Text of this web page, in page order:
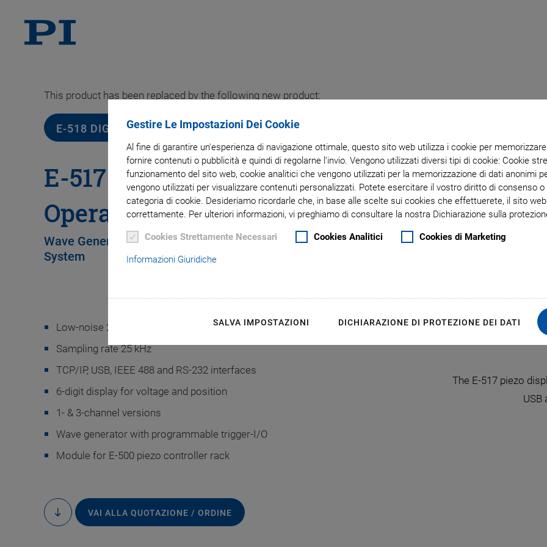
Gestire Le Impostazioni Dei Cookie
Al fine di garantire un'esperienza di navigazione ottimale, questo sito web utilizza i cookie per
fornire contenuti o pubblicità e quindi di regolarne l'invio. Vengono utilizzati diversi tipi di cookie: Cookie
funzionamento del sito web, cookie analitici che vengono utilizzati per la memorizzazione di dati anonimi
vengono utilizzati per visualizzare contenuti personalizzati. Potete esercitare il vostro diritto di consenso
categoria di cookie. Desideriamo ricordarle che, in base alle scelte sui cookies che effettuerete, il sito
correttamente. Per ulteriori informazioni, vi preghiamo di consultare la nostra Dichiarazione sulla
Cookies Strettamente Necessari Cookies Analitici Cookies di Marketing
Informazioni Giuridiche
SALVA IMPOSTAZIONI DICHIARAZIONE DI PROTEZIONE DEI DATI
This product has been replaced by the following new product:
E-518 DIGITAL INTERFACE AND FUNCTION UNIT
E-517 Digital Piezo Controller
Operation Module
Wave Generator, Data Recorder, Display, Multiple Interfaces, for E-500
System
Low-noise 24-bit D/A converter
Sampling rate 25 kHz
TCP/IP, USB, IEEE 488 and RS-232 interfaces
6-digit display for voltage and position
1- & 3-channel versions
Wave generator with programmable trigger-I/O
Module for E-500 piezo controller rack
to
content
VAI ALLA QUOTAZIONE / ORDINE
The E-517 piezo
USB